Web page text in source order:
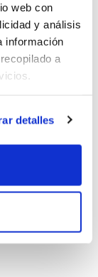
web con
y análisis
información
a
detalles
a,
para
parte en la
de
horarios: